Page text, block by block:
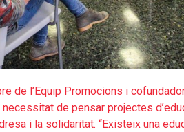
de l’Equip Promocions i
de pensar projectes
i la solidaritat. “Existeix una